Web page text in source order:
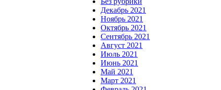
Декабрь 2021
Ноябрь 2021
Октябрь 2021
Сентябрь 2021
Август 2021
Июль 2021
Июнь 2021
Май 2021
Март 2021